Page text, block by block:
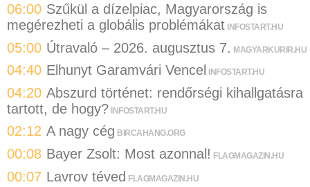
06:00 Szűkül a dízelpiac, Magyarország is
megérezheti a globális problémákat INFOSTART.HU
05:00 Útravaló – 2026. augusztus 7. MAGYARKURIR.HU
04:40 Elhunyt Garamvári Vencel INFOSTART.HU
04:20 Abszurd történet: rendőrségi kihallgatásra
tartott, de hogy? INFOSTART.HU
02:12 A nagy cég BIRCAHANG.ORG
00:08 Bayer Zsolt: Most azonnal! FLAGMAGAZIN.HU
00:07 Lavrov téved FLAGMAGAZIN.HU